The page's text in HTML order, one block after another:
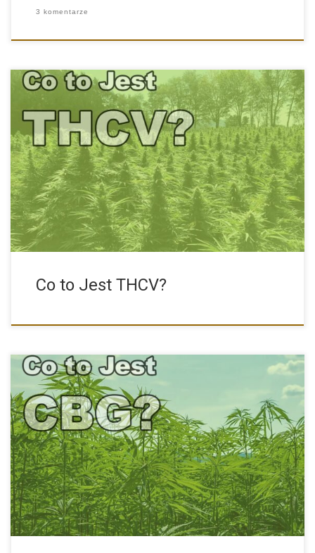
3 komentarze
THCV cieszy się rosnącą popularnością. Naukowcy dokonują
kolejnych badań z […]
Co to Jest THCV?
CBG Oraz Efekty Jego Stosowania Kannabigerol, zwany CBG jest
mniej […]